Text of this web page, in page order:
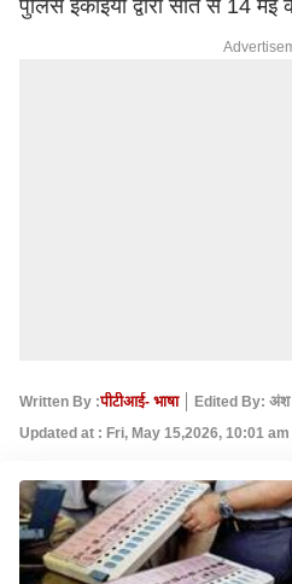
पुलिस इकाइयों द्वारा सात से 14 मई
Written By :पीटीआई- भाषा
Edited By: अंश
Updated at : Fri, May 15,2026, 10:01 am